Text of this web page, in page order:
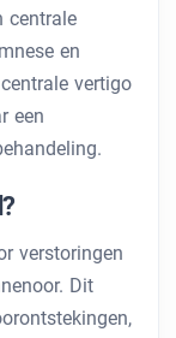
centrale
en
vertigo
een
verstoringen
Dit